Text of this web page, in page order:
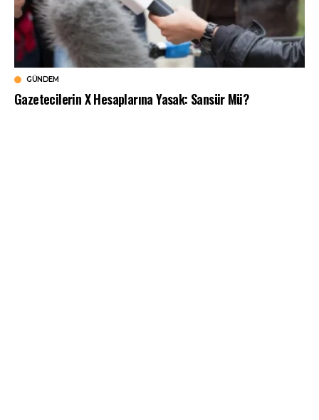
GÜNDEM
Gazetecilerin X Hesaplarına Yasak: Sansür Mü?